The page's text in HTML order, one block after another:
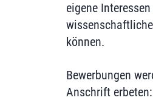
eigene
können.
Bewerbungen
Anschrift erbeten: